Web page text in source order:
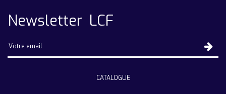
Newsletter LCF
CATALOGUE